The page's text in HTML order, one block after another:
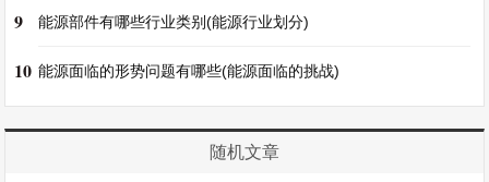
9 能源部件有哪些行业类别(能源行业划分)
10 能源面临的形势问题有哪些(能源面临的挑战)
随机文章